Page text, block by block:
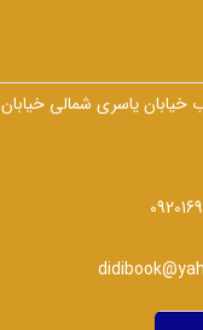
خیابان یاسری شمالی خیابان